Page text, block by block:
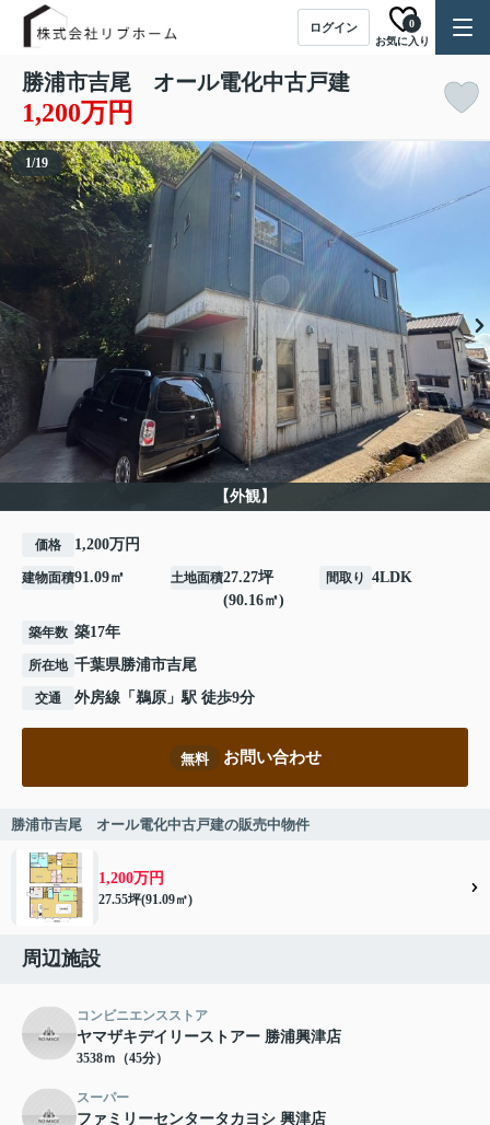
ログイン
お気に入り
0
勝浦市吉尾 オール電化中古戸建
1,200万円
【外観】
1/19
価格 1,200万円
建物面積91.09㎡ 土地面積27.27坪
(90.16㎡)
間取り 4LDK
築年数 築17年
所在地 千葉県勝浦市吉尾
交通 外房線 「 鵜原 」駅 徒歩9分
無料 お問い合わせ
勝浦市吉尾 オール電化中古戸建の販売中物件
1,200万円
27.55坪(91.09㎡)
周辺施設
コンビニエンスストア
ヤマザキデイリーストアー 勝浦興津店
3538ｍ（45分）
スーパー
ファミリーセンタータカヨシ 興津店